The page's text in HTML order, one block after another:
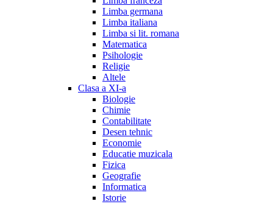
Limba germana
Limba italiana
Limba si lit. romana
Matematica
Psihologie
Religie
Altele
Clasa a XI-a
Biologie
Chimie
Contabilitate
Desen tehnic
Economie
Educatie muzicala
Fizica
Geografie
Informatica
Istorie